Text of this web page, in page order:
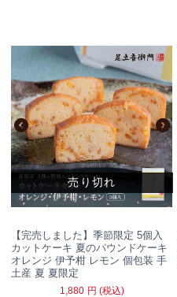
売り切れ
【完売しました】季節限定 5個入
カットケーキ 夏のパウンドケーキ
オレンジ 伊予柑 レモン 個包装 手
土産 夏 夏限定
1,880 円 (税込)